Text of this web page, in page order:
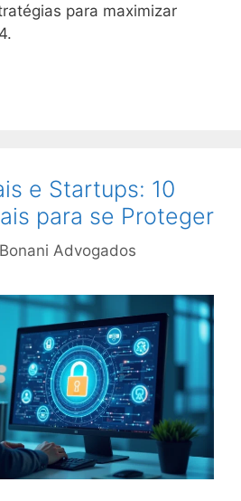
para maximizar
e Startups: 10
para se Proteger
Bonani Advogados